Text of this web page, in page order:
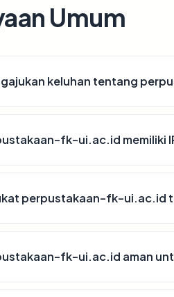
Umum
keluhan tentang
fk-ui.ac.id memiliki
perpustakaan-fk-ui.ac.id
fk-ui.ac.id aman